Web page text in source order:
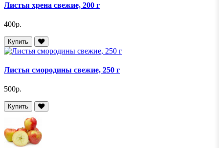
Листья хрена свежие, 200 г
400р.
Купить
Листья смородины свежие, 250 г
500р.
Купить